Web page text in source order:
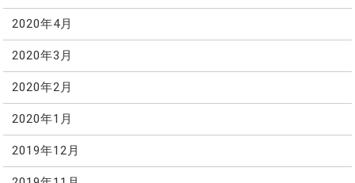
2020年4月
2020年3月
2020年2月
2020年1月
2019年12月